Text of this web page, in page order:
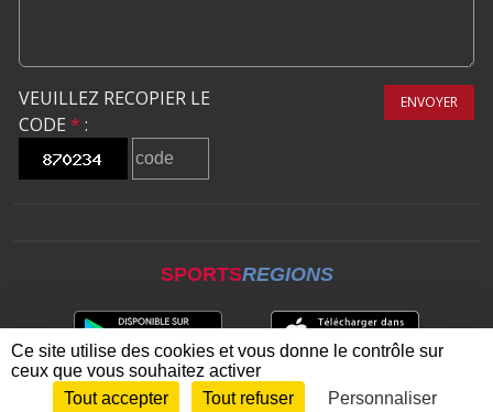
VEUILLEZ RECOPIER LE
CODE * :
ENVOYER
SPORTSREGIONS
Envie de participer ? CONNEXION
Ce site utilise des cookies et vous donne le contrôle sur
ceux que vous souhaitez activer
Tout accepter
Tout refuser Personnaliser